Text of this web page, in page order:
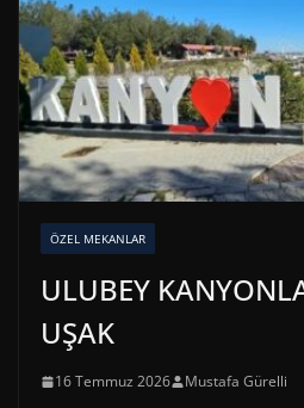
ÖZEL MEKANLAR
ULUBEY
UŞAK
16 Temmuz 2026 Mustafa Gürelli